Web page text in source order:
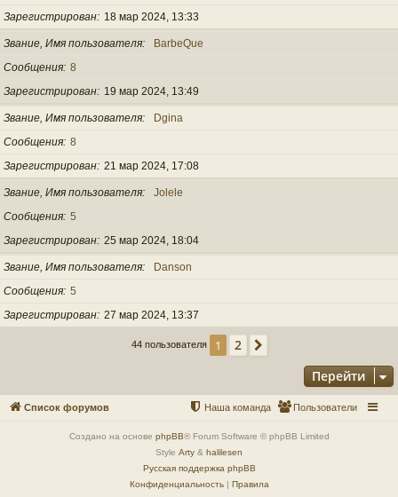
Зарегистрирован
18 мар 2024, 13:33
Звание, Имя пользователя
BarbeQue
Сообщения 8
Зарегистрирован
19 мар 2024, 13:49
Звание, Имя пользователя
Dgina
Сообщения 8
Зарегистрирован 21 мар 2024, 17:08
Звание, Имя пользователя
Jolele
Сообщения 5
Зарегистрирован 25 мар 2024, 18:04
Звание, Имя пользователя
Danson
Сообщения 5
Зарегистрирован 27 мар 2024, 13:37
44 пользователя 1 2
Перейти
Список форумов Пользователи
Наша команда
Создано на основе phpBB® Forum Software © phpBB Limited
Style Arty & halilesen
Русская поддержка phpBB
Конфиденциальность| Правила